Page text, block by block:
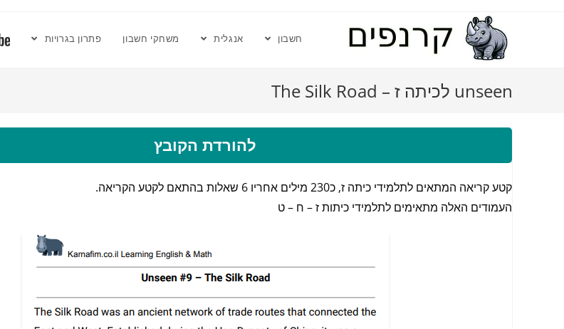
חשבון אנגלית משחקי חשבון פתרון בגרויות
unseen לכיתה ז – The Silk Road
להורדת הקובץ
קטע קריאה המתאים לתלמידי כיתה ז, כ230 מילים אחריו 6 שאלות בהתאם לקטע הקריאה.
העמודים האלה מתאימים לתלמידי כיתות ז – ח – ט